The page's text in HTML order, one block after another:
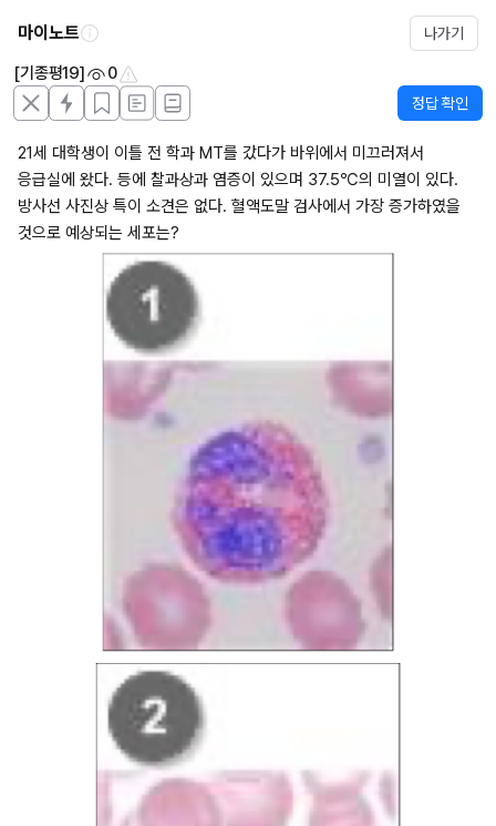
마이노트 나가기
[기종평19] 0
정답 확인
21세 대학생이 이틀 전 학과 MT를 갔다가 바위에서 미끄러져서
응급실에 왔다. 등에 찰과상과 염증이 있으며 37.5℃의 미열이 있다.
방사선 사진상 특이 소견은 없다. 혈액도말 검사에서 가장 증가하였을
것으로 예상되는 세포는?